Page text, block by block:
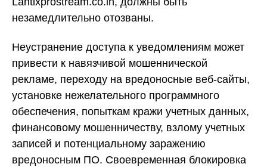
незамедлительно отозваны.
Неустранение доступа к уведомлениям может
привести к навязчивой мошеннической
рекламе, переходу на вредоносные веб-сайты,
установке нежелательного программного
обеспечения, попыткам кражи учетных данных,
финансовому мошенничеству, взлому учетных
записей и потенциальному заражению
вредоносным ПО. Своевременная блокировка